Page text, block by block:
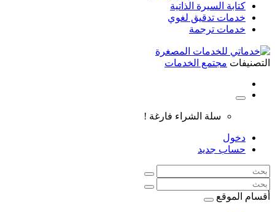
كتابة السيرة الذاتية
خدمات تدقيق لغوي
خدمات ترجمة
التصنيفات مجتمع الخدمات
سلة الشراء فارغة !
دخول
حساب جديد
أقسام الموقع